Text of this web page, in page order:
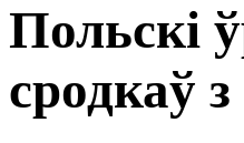
Польскі
сродкаў